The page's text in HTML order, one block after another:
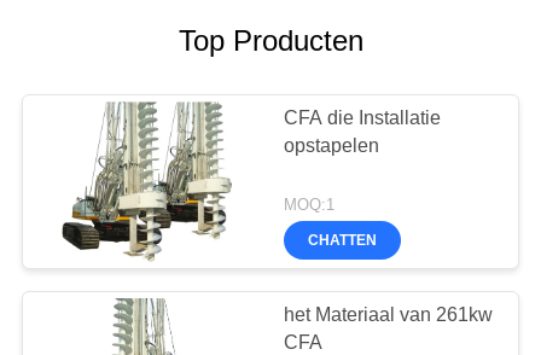
Top Producten
CFA die Installatie
opstapelen
MOQ:1
CHATTEN
het Materiaal van 261kw
CFA